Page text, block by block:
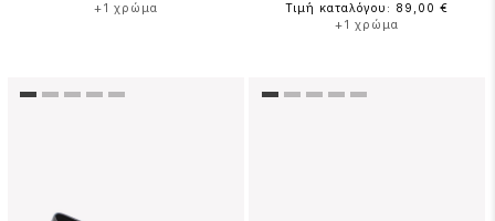
+1 χρώμα
Τιμή καταλόγου: 89,00 €
+1 χρώμα